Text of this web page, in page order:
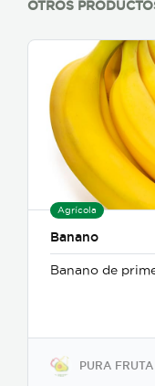
OTROS
Agrícola
Banano
Banano de
PURA FRUTA